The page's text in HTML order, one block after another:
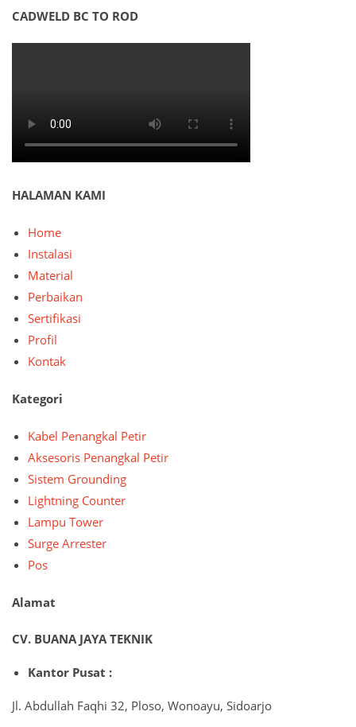
CADWELD BC TO ROD
HALAMAN KAMI
Home
Instalasi
Material
Perbaikan
Sertifikasi
Profil
Kontak
Kategori
Kabel Penangkal Petir
Aksesoris Penangkal Petir
Sistem Grounding
Lightning Counter
Lampu Tower
Surge Arrester
Pos
Alamat
CV. BUANA JAYA TEKNIK
Kantor Pusat :
Jl. Abdullah Faqhi 32, Ploso, Wonoayu, Sidoarjo